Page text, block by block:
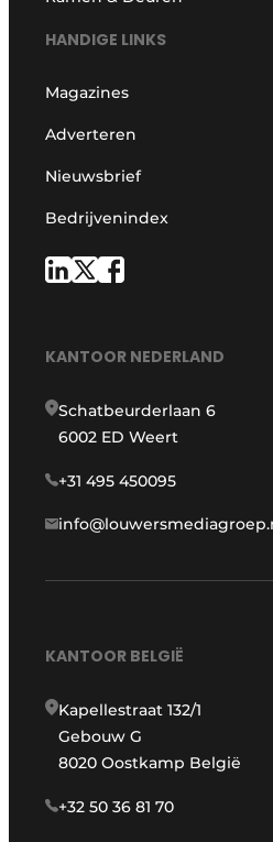
HANDIGE LINKS
Magazines
Adverteren
Nieuwsbrief
Bedrijvenindex
KANTOOR NEDERLAND
Schatbeurderlaan 6
6002 ED Weert
+31 495 450095
KANTOOR BELGIË
Kapellestraat 132/1
Gebouw G
8020 Oostkamp België
+32 50 36 81 70